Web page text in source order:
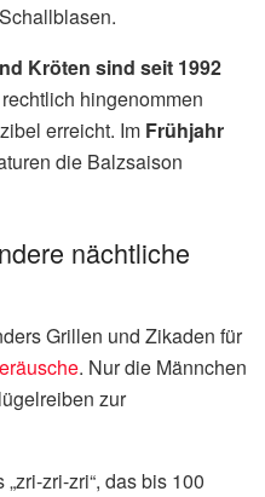
Kröten sind seit 1992
hingenommen
erreicht. Im Frühjahr
die Balzsaison
nächtliche
Grillen und Zikaden für
. Nur die Männchen
zur
zri-zri“, das bis 100